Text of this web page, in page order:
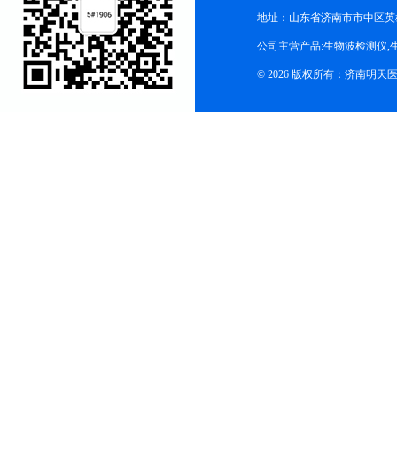
地址：山东省济南市市中区
公司主营产品:生物波检测仪,
© 2026 版权所有：济南明天